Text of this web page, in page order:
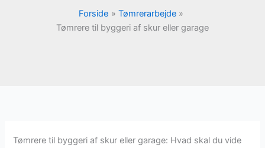
Forside
Tømrerarbejde
Tømrere til byggeri af skur eller garage
Tømrere til byggeri af skur eller garage: Hvad skal du vide